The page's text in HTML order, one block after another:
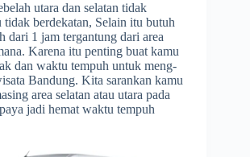
utara dan selatan tidak
tidak berdekatan, Selain itu butuh
dari 1 jam tergantung dari area
Karena itu penting buat kamu
dan waktu tempuh untuk meng-
Bandung. Kita sarankan kamu
area selatan atau utara pada
jadi hemat waktu tempuh